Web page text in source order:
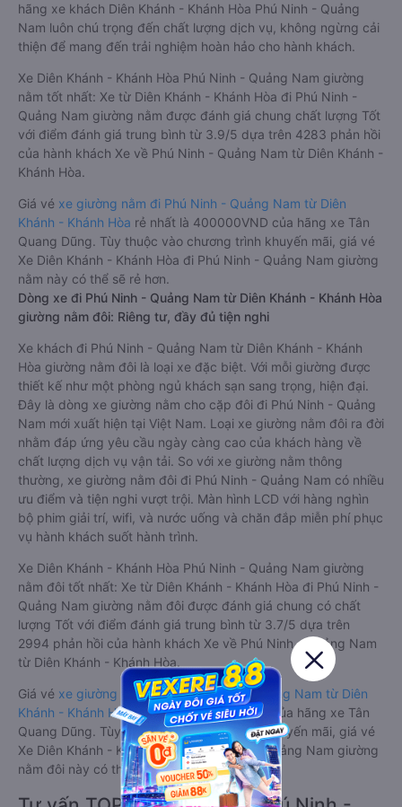
hãng xe khách Diên Khánh - Khánh Hòa Phú Ninh - Quảng
Nam luôn chú trọng đến chất lượng dịch vụ, không ngừng cải
thiện để mang đến trải nghiệm hoàn hảo cho hành khách.
Xe Diên Khánh - Khánh Hòa Phú Ninh - Quảng Nam giường
nằm tốt nhất: Xe từ Diên Khánh - Khánh Hòa đi Phú Ninh -
Quảng Nam giường nằm được đánh giá chung chất lượng Tốt
với điểm đánh giá trung bình từ 3.9/5 dựa trên 4283 phản hồi
của hành khách Xe về Phú Ninh - Quảng Nam từ Diên Khánh -
Khánh Hòa.
Giá vé xe giường nằm đi Phú Ninh - Quảng Nam từ Diên
Khánh - Khánh Hòa rẻ nhất là 400000VND của hãng xe Tân
Quang Dũng. Tùy thuộc vào chương trình khuyến mãi, giá vé
Xe Diên Khánh - Khánh Hòa đi Phú Ninh - Quảng Nam giường
nằm này có thể sẽ rẻ hơn.
Dòng xe đi Phú Ninh - Quảng Nam từ Diên Khánh - Khánh Hòa
giường nằm đôi: Riêng tư, đầy đủ tiện nghi
Xe khách đi Phú Ninh - Quảng Nam từ Diên Khánh - Khánh
Hòa giường nằm đôi là loại xe đặc biệt. Với mỗi giường được
thiết kế như một phòng ngủ khách sạn sang trọng, hiện đại.
Đây là dòng xe giường nằm cho cặp đôi đi Phú Ninh - Quảng
Nam mới xuất hiện tại Việt Nam. Loại xe giường nằm đôi ra đời
nhằm đáp ứng yêu cầu ngày càng cao của khách hàng về
chất lượng dịch vụ vận tải. So với xe giường nằm thông
thường, xe giường nằm đôi đi Phú Ninh - Quảng Nam có nhiều
ưu điểm và tiện nghi vượt trội. Màn hình LCD với hàng nghìn
bộ phim giải trí, wifi, và nước uống và chăn đắp miễn phí phục
vụ hành khách suốt hành trình.
Xe Diên Khánh - Khánh Hòa Phú Ninh - Quảng Nam giường
nằm đôi tốt nhất: Xe từ Diên Khánh - Khánh Hòa đi Phú Ninh -
Quảng Nam giường nằm đôi được đánh giá chung có chất
lượng Tốt với điểm đánh giá trung bình từ 3.7/5 dựa trên
2994 phản hồi của hành khách Xe về Phú Ninh - Quảng Nam
từ Diên Khánh - Khánh Hòa.
Giá vé xe giường nằm đôi đi Phú Ninh - Quảng Nam từ Diên
Khánh - Khánh Hòarẻ nhất là 400000VND của hãng xe Tân
Quang Dũng. Tùy thuộc vào chương trình khuyến mãi, giá vé
Xe Diên Khánh - Khánh Hòa đi Phú Ninh - Quảng Nam giường
nằm đôi này có thể sẽ rẻ hơn.